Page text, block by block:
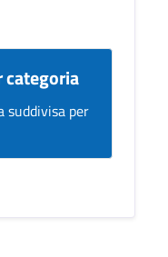
categoria
suddivisa per